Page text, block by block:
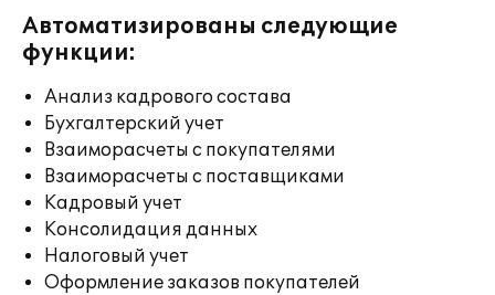
Автоматизированы следующие
функции:
Анализ кадрового состава
Бухгалтерский учет
Взаиморасчеты с покупателями
Взаиморасчеты с поставщиками
Кадровый учет
Консолидация данных
Налоговый учет
Оформление заказов покупателей